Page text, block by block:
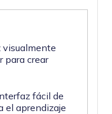
visualmente
para crear
fácil de
el aprendizaje